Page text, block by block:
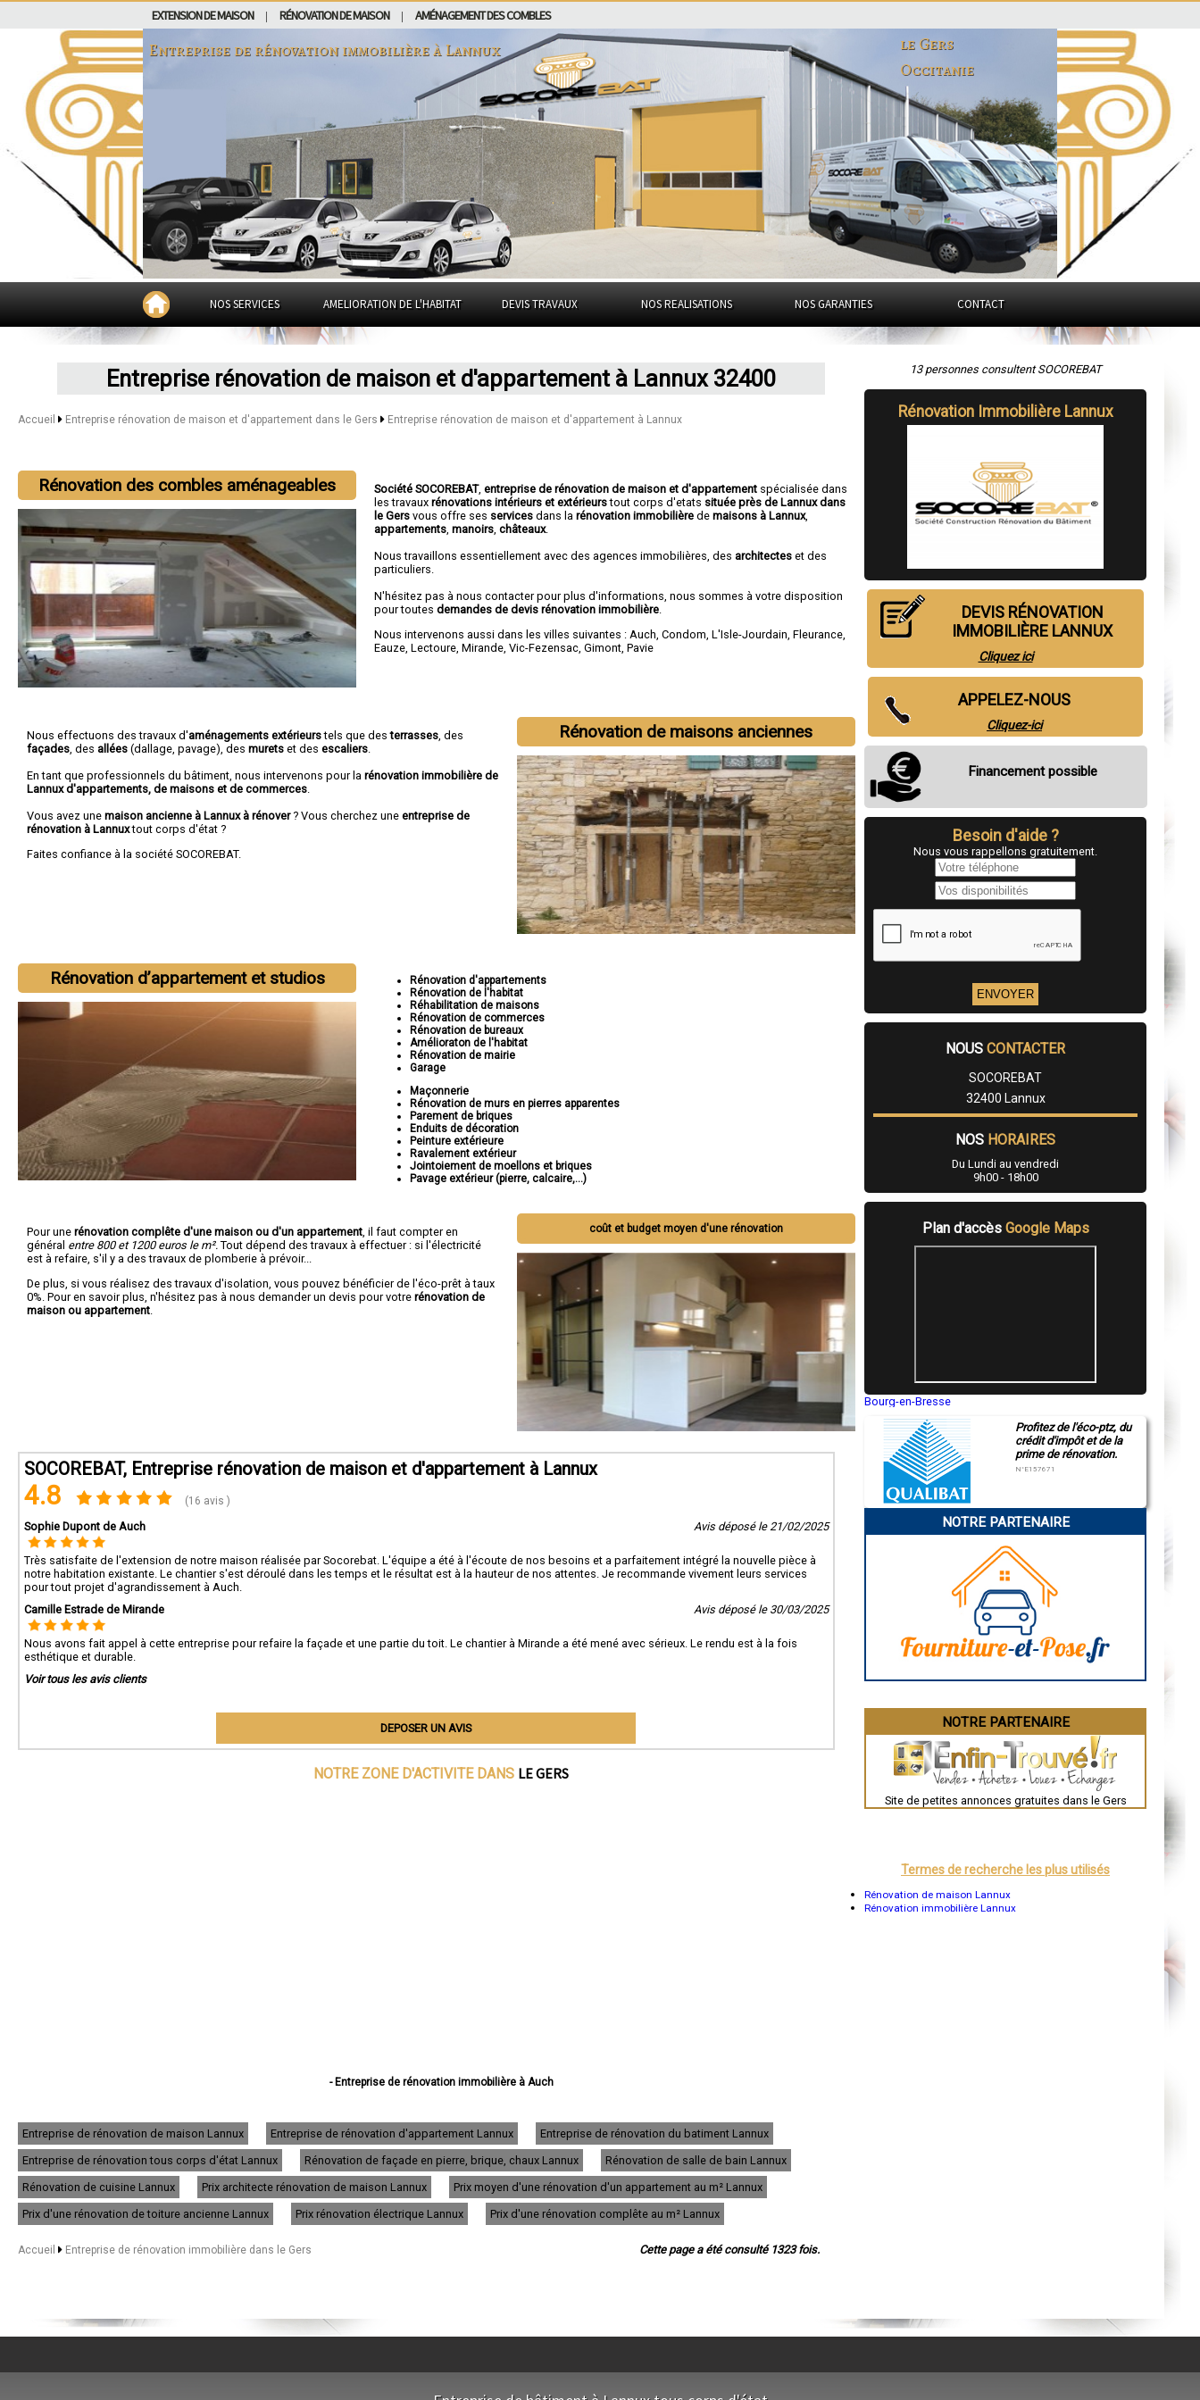
EXTENSION DE MAISON RÉNOVATION DE MAISON AMÉNAGEMENT DES COMBLES
Entreprise de rénovation immobilière àLannux
le Gers
Occitanie
NOS SERVICES AMELIORATION DE L'HABITAT DEVIS TRAVAUX NOS REALISATIONS NOS GARANTIES CONTACT
Entreprise rénovation de maison et d'appartement à Lannux 32400
Accueil Entreprise rénovation de maison et d'appartement dans le Gers Entreprise rénovation de maison et d'appartement à Lannux
Rénovation des combles aménageables Société SOCOREBAT,entreprise de rénovation de maison et d'appartement spécialisée dans
les travauxrénovations intérieurs et extérieurstout corps d'etats située près de Lannux dans
le Gersvous offre ses services dans larénovation immobilière demaisons à Lannux,
appartements ,manoirs ,châteaux.
Nous travaillons essentiellement avec des agences immobilières, des architectes et des
particuliers.
N'hésitez pas à nous contacter pour plus d'informations, nous sommes à votre disposition
pour toutesdemandes de devis rénovation immobilière
Nous intervenons aussi dans les villes suivantes : Auch ,Condom ,L'Isle-Jourdain ,Fleurance
Eauze ,Lectoure ,Mirande ,Vic-Fezensac ,Gimont ,Pavie
Rénovation de maisons anciennes
Nous effectuons des travaux d'aménagements extérieurstels que desterrasses , des
façades , des allées (dallage, pavage), des murets et des escaliers
En tant que professionnels du bâtiment, nous intervenons pour la rénovation immobilière de
Lannux d'appartements, de maisons et de commerces
Vous avez une maison ancienne à Lannux à rénover? Vous cherchez une entreprise de
rénovation à Lannuxtout corps d'état ?
Faites confiance à la société SOCOREBAT.
Rénovation d’appartement et studios
Rénovation d'appartements
Rénovation de l'habitat
Réhabilitation de maisons
Rénovation de commerces
Rénovation de bureaux
Amélioraton de l'habitat
Rénovation de mairie
Garage
Maçonnerie
Rénovation de murs en pierres apparentes
Parement de briques
Enduits de décoration
Peinture extérieure
Ravalement extérieur
Jointoiement de moellons et briques
Pavage extérieur (pierre, calcaire,...)
coût et budget moyen d'une rénovation
Pour une rénovation complête d'une maison ou d'un appartement , il faut compter en
général entre 800 et 1200 euros le m². Tout dépend des travaux à effectuer : si l'électricité
est à refaire, s'il y a des travaux de plomberie à prévoir...
De plus, si vous réalisez des travaux d'isolation, vous pouvez bénéficier de l'éco-prêt à taux
0%. Pour en savoir plus, n'hésitez pas à nous demander un devis pour votre rénovation de
maison ou appartement
SOCOREBAT, Entreprise rénovation de maison et d'appartement à Lannux
4.8 (16 avis )
Sophie Dupont de Auch Avis déposé le 21/02/2025
Très satisfaite de l'extension de notre maison réalisée par Socorebat. L'équipe a été à l'écoute de nos besoins et a parfaitement intégré la nouvelle pièce à
notre habitation existante. Le chantier s'est déroulé dans les temps et le résultat est à la hauteur de nos attentes. Je recommande vivement leurs services
pour tout projet d'agrandissement à Auch.
Camille Estrade de Mirande
Avis déposé le 30/03/2025
Nous avons fait appel à cette entreprise pour refaire la façade et une partie du toit. Le chantier à Mirande a été mené avec sérieux. Le rendu est à la fois
esthétique et durable.
Voir tous les avis clients
DEPOSER UN AVIS
NOTRE ZONE D'ACTIVITE DANS LE GERS
- Entreprise de rénovation immobilière à Auch
- Entreprise de rénovation immobilière à Fleurance
- Entreprise de rénovation immobilière à Eauze
- Entreprise de rénovation immobilière à Mirande
- Entreprise de rénovation immobilière à Lectoure
- Entreprise de rénovation immobilière à Vic-Fezensac
- Entreprise de rénovation immobilière à Gimont
- Entreprise de rénovation immobilière à Pavie
- Entreprise de rénovation immobilière à Riscle
- Entreprise de rénovation immobilière à Masseube
- Entreprise de rénovation immobilière à Barcelonne-du-Gers
Entreprise de rénovation de maison Lannux Entreprise de rénovation d'appartement Lannux
Entreprise de rénovation du batiment Lannux
Entreprise de rénovation tous corps d'état Lannux
Rénovation de façade en pierre, brique, chaux Lannux
Rénovation de salle de bain Lannux
Rénovation de cuisine Lannux
Prix architecte rénovation de maison Lannux
Prix moyen d'une rénovation d'un appartement au m² Lannux
Prix d'une rénovation de toiture ancienne Lannux
Prix rénovation électrique Lannux Prix d'une rénovation complête au m² Lannux
Cette page a été consulté 1323 fois.
Accueil Entreprise de rénovation immobilière dans le Gers
13 personnes consultent SOCOREBAT
Rénovation Immobilière Lannux
DEVIS RÉNOVATION
IMMOBILIÈRE LANNUX
Cliquez ici
APPELEZ-NOUS
Cliquez-ici
Financement possible
Besoin d'aide ?
Nous vous rappellons gratuitement.
NOUS CONTACTER
SOCOREBAT
32400 Lannux
NOS HORAIRES
Du Lundi au vendredi
9h00 - 18h00
Plan d'accès Google Maps
Bourg-en-Bresse
Montluçon
Manosque
Gap
Charleville-Mézières
Pamiers
Narbonne
Brive-la-Gaillarde
Guéret
Besançon
Évreux
Chartres
Nîmes
Auch
Dole
Mont-de-Marsan
Chalon-sur-Saône
Le Mans
Profitez de l'éco-ptz, du
crédit d'impôt et de la
prime de rénovation.
N°E157671
NOTRE PARTENAIRE
NOTRE PARTENAIRE
Site de petites annonces gratuites dans le Gers
Termes de recherche les plus utilisés
Rénovation de maison Lannux
Rénovation immobilière Lannux